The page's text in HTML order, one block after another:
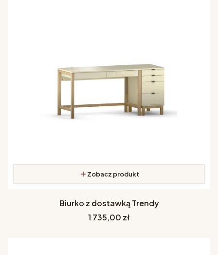
Zobacz produkt
Biurko z dostawką Trendy
Cena
1 735,00 zł